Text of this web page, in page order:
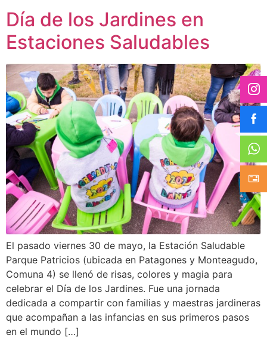
Día de los Jardines en
Estaciones Saludables
El pasado viernes 30 de mayo, la Estación Saludable
Parque Patricios (ubicada en Patagones y Monteagudo,
Comuna 4) se llenó de risas, colores y magia para
celebrar el Día de los Jardines. Fue una jornada
dedicada a compartir con familias y maestras jardineras
que acompañan a las infancias en sus primeros pasos
en el mundo […]